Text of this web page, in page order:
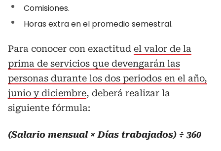
Comisiones.
Horas extra en el promedio semestral.
Para conocer con exactitud el valor de la
prima de servicios que devengarán las
personas durante los dos periodos en el año,
junio y diciembre, deberá realizar la
siguiente fórmula:
(Salario mensual × Días trabajados) ÷ 360